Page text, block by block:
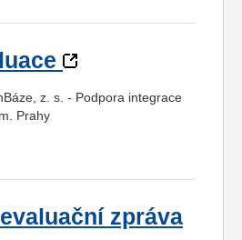
z. s. - Podpora integrace
Prahy
zpráva